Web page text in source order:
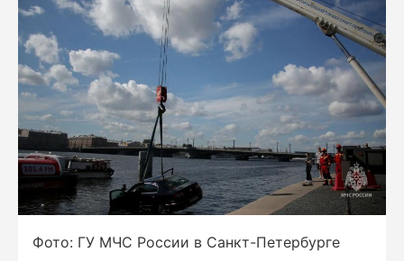
Фото: ГУ МЧС России в Санкт-Петербурге